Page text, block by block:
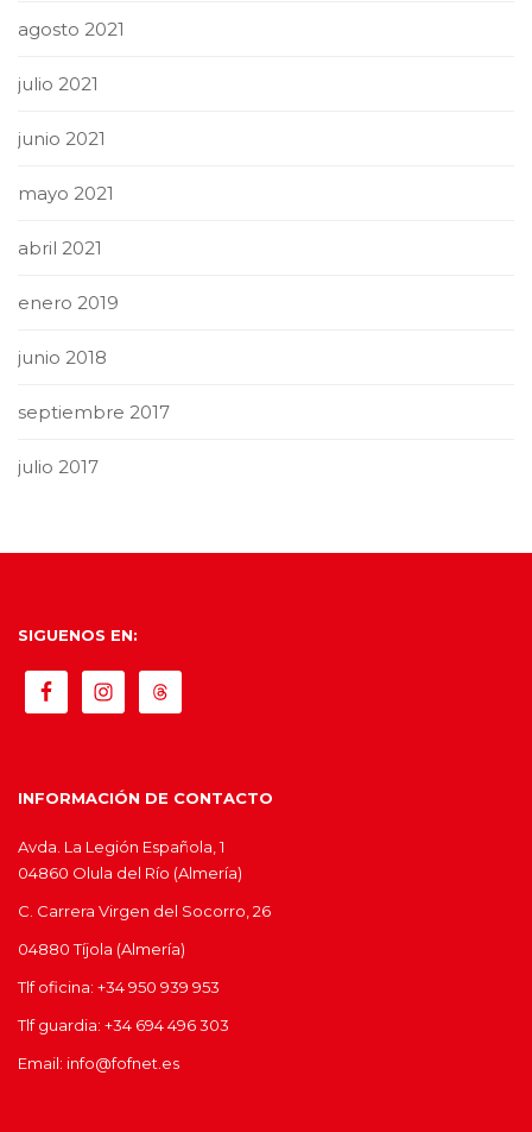
agosto 2021
julio 2021
junio 2021
mayo 2021
abril 2021
enero 2019
junio 2018
septiembre 2017
julio 2017
SIGUENOS EN:
INFORMACIÓN DE CONTACTO
Avda. La Legión Española, 1
04860 Olula del Río (Almería)
C. Carrera Virgen del Socorro, 26
04880 Tíjola (Almería)
Tlf oficina: +34 950 939 953
Tlf guardia: +34 694 496 303
Email: info@fofnet.es